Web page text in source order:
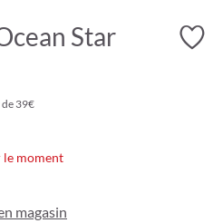
Star
39€
moment
magasin